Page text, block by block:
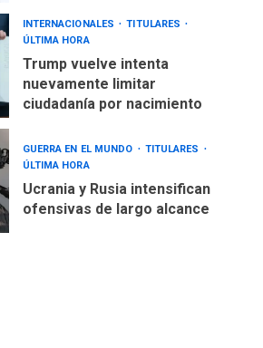
INTERNACIONALES
TITULARES
ÚLTIMA HORA
Trump vuelve intenta
nuevamente limitar
ciudadanía por nacimiento
GUERRA EN EL MUNDO
TITULARES
ÚLTIMA HORA
Ucrania y Rusia intensifican
ofensivas de largo alcance